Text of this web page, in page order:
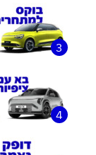
3
4